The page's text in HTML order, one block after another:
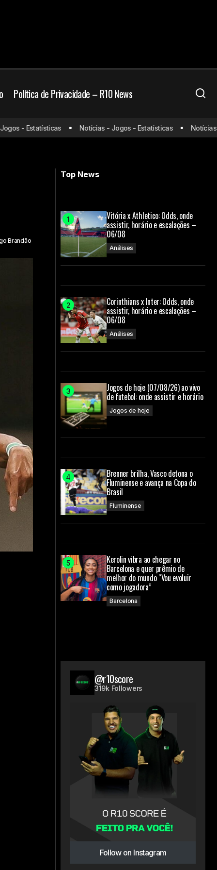
Política de Privacidade – R10 News
para assinar
Botafogo anuncia retorno de Cláudio
Caçapa como auxiliar técnico
permanente
- Estatísticas Notícias - Jogos - Estatísticas Notícias -
Brandão
Top News
Vitória x Athletico: Odds, onde
assistir, horário e escalações –
06/08
Análises
Corinthians x Inter: Odds, onde
assistir, horário e escalações –
06/08
Análises
Jogos de hoje (07/08/26) ao vivo
de futebol: onde assistir e horário
Jogos de hoje
Brenner brilha, Vasco detona o
Fluminense e avança na Copa do
Brasil
Fluminense
Kerolin vibra ao chegar no
Barcelona e quer prêmio de
melhor do mundo “Vou evoluir
como jogadora”
Barcelona
@r10score
319k Followers
Follow on Instagram